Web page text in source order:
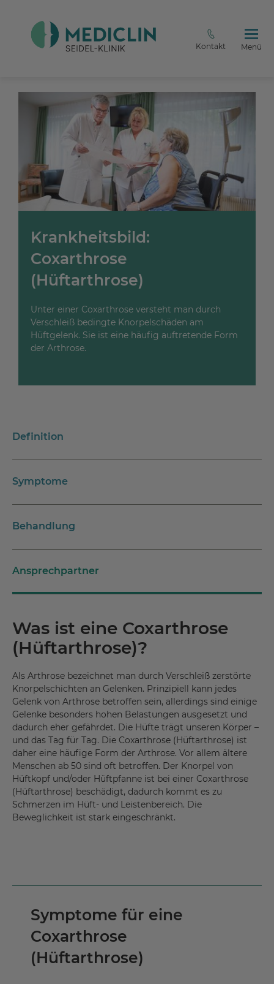
Kontakt Menü
Krankheitsbild:
Coxarthrose
(Hüftarthrose)
Unter einer Coxarthrose versteht man durch
Verschleiß bedingte Knorpelschäden am
Hüftgelenk. Sie ist eine häufig auftretende Form
der Arthrose.
Definition
Symptome
Behandlung
Ansprechpartner
Was ist eine Coxarthrose
(Hüftarthrose)?
Als Arthrose bezeichnet man durch Verschleiß zerstörte
Knorpelschichten an Gelenken. Prinzipiell kann jedes
Gelenk von Arthrose betroffen sein, allerdings sind einige
Gelenke besonders hohen Belastungen ausgesetzt und
dadurch eher gefährdet. Die Hüfte trägt unseren Körper –
und das Tag für Tag. Die Coxarthrose (Hüftarthrose) ist
daher eine häufige Form der Arthrose. Vor allem ältere
Menschen ab 50 sind oft betroffen. Der Knorpel von
Hüftkopf und/oder Hüftpfanne ist bei einer Coxarthrose
(Hüftarthrose) beschädigt, dadurch kommt es zu
Schmerzen im Hüft- und Leistenbereich. Die
Beweglichkeit ist stark eingeschränkt.
Symptome für eine
Coxarthrose
(Hüftarthrose)